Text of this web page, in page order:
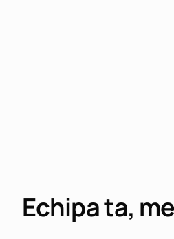
Echipa ta,